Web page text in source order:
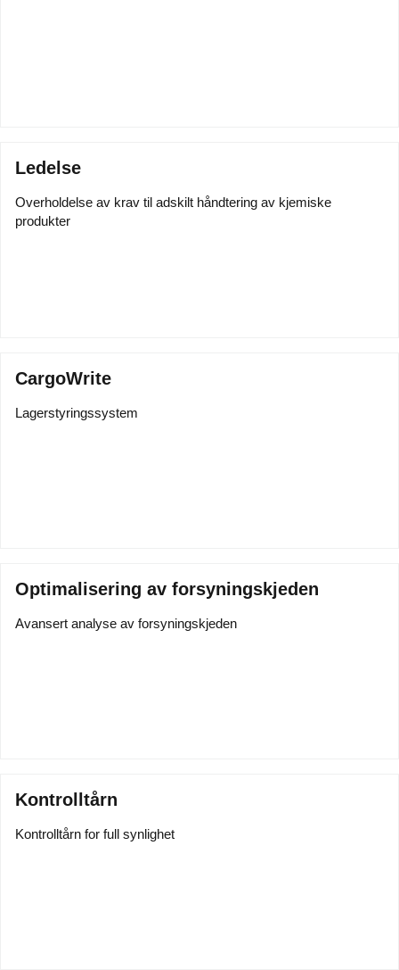
Ledelse
Overholdelse av krav til adskilt håndtering av kjemiske
produkter
CargoWrite
Lagerstyringssystem
Optimalisering av forsyningskjeden
Avansert analyse av forsyningskjeden
Kontrolltårn
Kontrolltårn for full synlighet